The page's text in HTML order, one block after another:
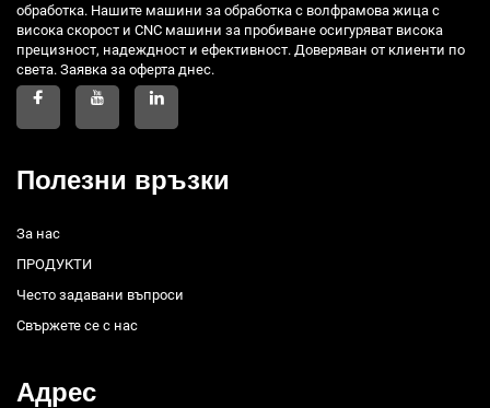
обработка. Нашите машини за обработка с волфрамова жица с
висока скорост и CNC машини за пробиване осигуряват висока
прецизност, надеждност и ефективност. Доверяван от клиенти по
света. Заявка за оферта днес.
Полезни връзки
За нас
ПРОДУКТИ
Често задавани въпроси
Свържете се с нас
Адрес